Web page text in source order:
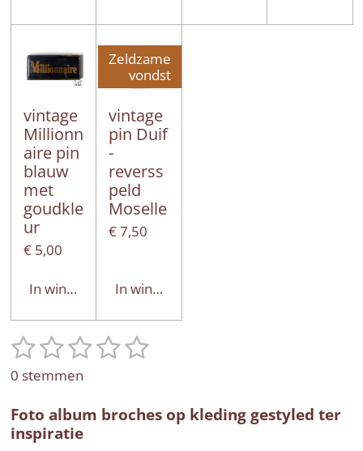
vintage
Millionn
aire pin
blauw
met
goudkle
ur
€ 5,00
In winkelwagen
Zeldzame
vondst
vintage
pin Duif
-
reverss
peld
Moselle
€ 7,50
In winkelwagen
R
a
t
n
g
1
s
e
2
s
e
3
s
e
4
e
5
e
m
0 stemmen
Foto album broches op kleding gestyled ter
inspiratie